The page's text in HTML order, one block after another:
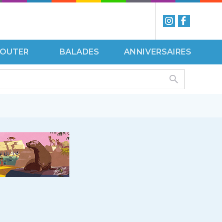
BALADES ANNIVERSAIRES